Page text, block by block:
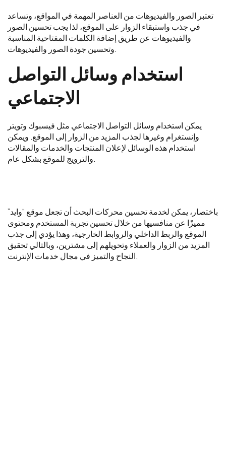
تعتبر الصور والفيديوهات من العناصر المهمة في المواقع، وتساعد
في جذب واستبقاء الزوار على الموقع، لذا يجب تحسين الصور
والفيديوهات عن طريق إضافة الكلمات المفتاحية المناسبة
وتحسين جودة الصور والفيديوهات.
استخدام وسائل التواصل
الاجتماعي
يمكن استخدام وسائل التواصل الاجتماعي مثل فيسبوك وتويتر
وإنستغرام وغيرها لجذب المزيد من الزوار إلى الموقع. ويمكن
استخدام هذه الوسائل لإعلان المنتجات والخدمات والمقالات
والترويج للموقع بشكل عام.
باختصار، يمكن لخدمة تحسين محركات البحث أن تجعل موقع “وايد”
مميزًا عن منافسيها من خلال تحسين تجربة المستخدم ومحتوى
الموقع والربط الداخلي والروابط الخارجية، وهذا يؤدي إلى جذب
المزيد من الزوار والعملاء وتحويلهم إلى مشترين، وبالتالي تحقيق
النجاح والتميز في مجال خدمات الإنترنت.